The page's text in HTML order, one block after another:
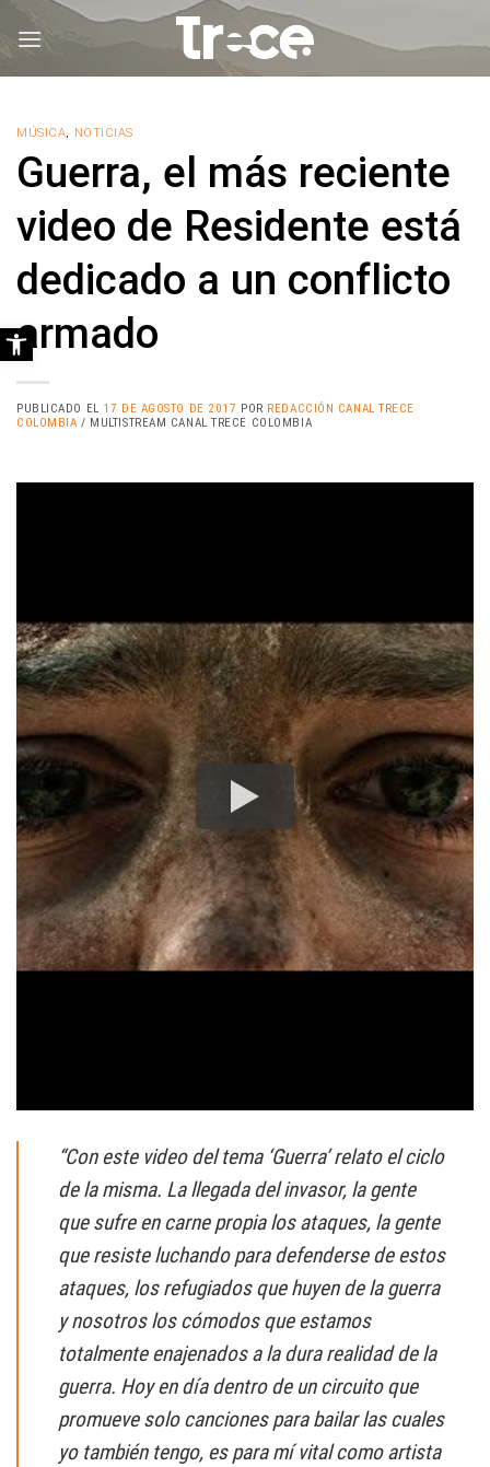
MÚSICA, NOTICIAS
Guerra, el más reciente
video de Residente está
dedicado a un conflicto
armado
PUBLICADO EL 17 DE AGOSTO DE 2017 POR REDACCIÓN CANAL TRECE
COLOMBIA / MULTISTREAM CANAL TRECE COLOMBIA
“Con este video del tema ‘Guerra’ relato el ciclo
de la misma. La llegada del invasor, la gente
que sufre en carne propia los ataques, la gente
que resiste luchando para defenderse de estos
ataques, los refugiados que huyen de la guerra
y nosotros los cómodos que estamos
totalmente enajenados a la dura realidad de la
guerra. Hoy en día dentro de un circuito que
promueve solo canciones para bailar las cuales
yo también tengo, es para mí vital como artista
Abrir barra de herramientas